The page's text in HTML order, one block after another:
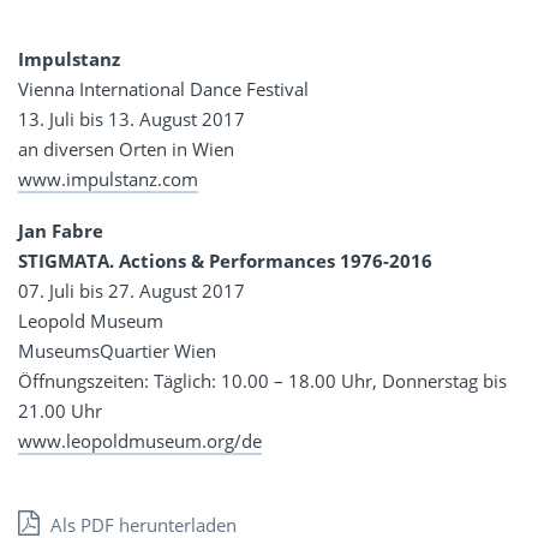
Impulstanz
Vienna International Dance Festival
13. Juli bis 13. August 2017
an diversen Orten in Wien
www.impulstanz.com
Jan Fabre
STIGMATA. Actions & Performances 1976-2016
07. Juli bis 27. August 2017
Leopold Museum
MuseumsQuartier Wien
Öffnungszeiten: Täglich: 10.00 – 18.00 Uhr, Donnerstag bis
21.00 Uhr
www.leopoldmuseum.org/de
Als PDF herunterladen